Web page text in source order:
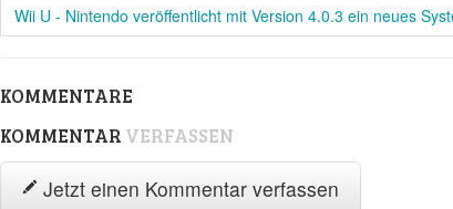
Wii U - Nintendo veröffentlicht mit Version 4.0.3 ein neues
KOMMENTARE
KOMMENTAR VERFASSEN
Jetzt einen Kommentar verfassen